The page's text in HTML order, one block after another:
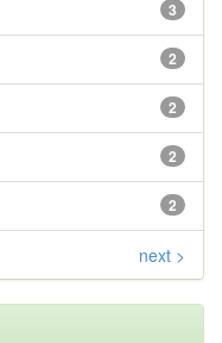
3
2
2
2
2
next >